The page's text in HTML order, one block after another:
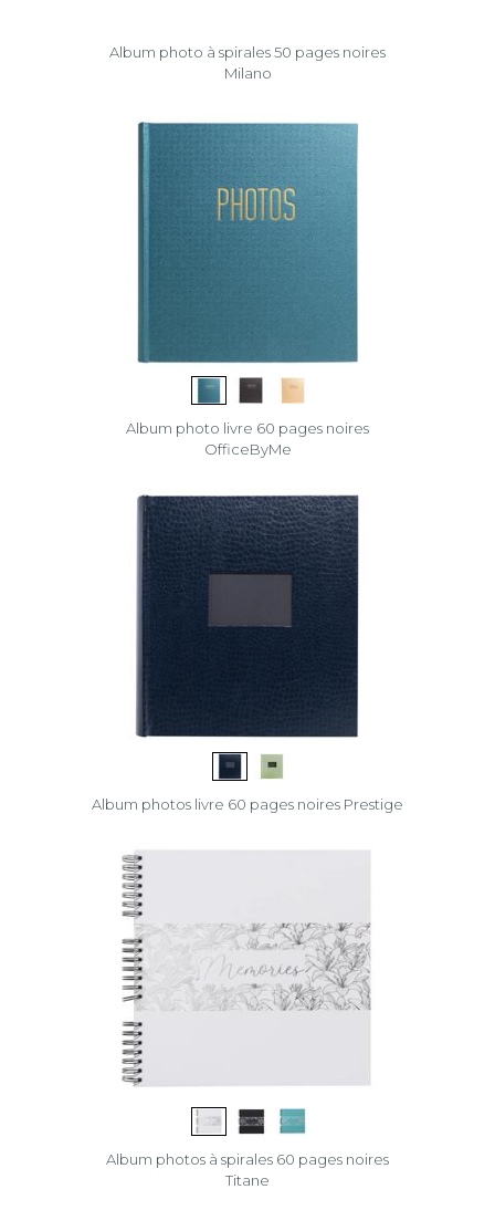
Album photo à spirales 50 pages noires
Milano
Album photo livre 60 pages noires
OfficeByMe
Album photos livre 60 pages noires Prestige
Album photos à spirales 60 pages noires
Titane